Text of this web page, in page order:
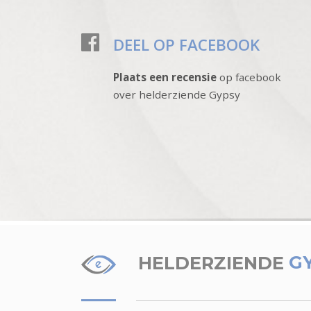
DEEL OP FACEBOOK
Plaats een recensie op facebook
over helderziende Gypsy
HELDERZIENDE